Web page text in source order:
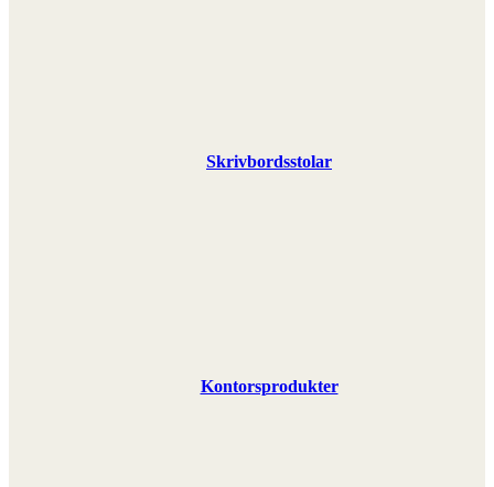
Skrivbordsstolar
Kontorsprodukter